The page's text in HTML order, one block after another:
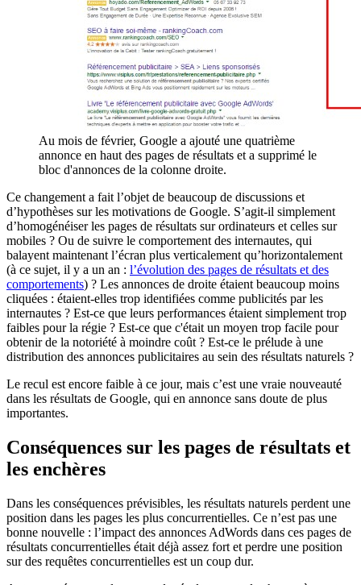
Au mois de février, Google a ajouté une quatrième
annonce en haut des pages de résultats et a supprimé le
bloc d'annonces de la colonne droite.
Ce changement a fait l’objet de beaucoup de discussions et
d’hypothèses sur les motivations de Google. S’agit-il simplement
d’homogénéiser les pages de résultats sur ordinateurs et celles sur
mobiles ? Ou de suivre le comportement des internautes, qui
balayent maintenant l’écran plus verticalement qu’horizontalement
(à ce sujet, il y a un an : l’évolution des pages de résultats et des
comportements) ? Les annonces de droite étaient beaucoup moins
cliquées : étaient-elles trop identifiées comme publicités par les
internautes ? Est-ce que leurs performances étaient simplement trop
faibles pour la régie ? Est-ce que c'était un moyen trop facile pour
obtenir de la notoriété à moindre coût ? Est-ce le prélude à une
distribution des annonces publicitaires au sein des résultats naturels ?
Le recul est encore faible à ce jour, mais c’est une vraie nouveauté
dans les résultats de Google, qui en annonce sans doute de plus
importantes.
Conséquences sur les pages de résultats et
les enchères
Dans les conséquences prévisibles, les résultats naturels perdent une
position dans les pages les plus concurrentielles. Ce n’est pas une
bonne nouvelle : l’impact des annonces AdWords dans ces pages de
résultats concurrentielles était déjà assez fort et perdre une position
sur des requêtes concurrentielles est un coup dur.